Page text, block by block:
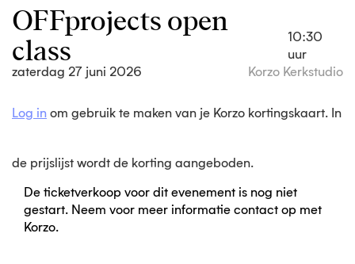
OFFprojects open
class
10:30
uur
zaterdag 27 juni 2026
Korzo Kerkstudio
Log in om gebruik te maken van je Korzo kortingskaart. In
de prijslijst wordt de korting aangeboden.
De ticketverkoop voor dit evenement is nog niet
gestart. Neem voor meer informatie contact op met
Korzo.